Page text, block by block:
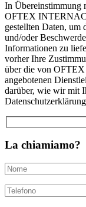
In Übereinstimmung
OFTEX
gestellten Daten, um
und/oder
Informationen zu
vorher Ihre
über die von
angebotenen
darüber, wie wir mit
La chiamiamo?